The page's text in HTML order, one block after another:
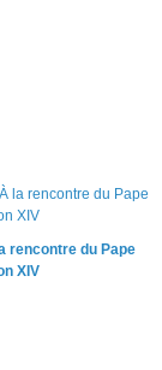
rencontre du Pape
XIV